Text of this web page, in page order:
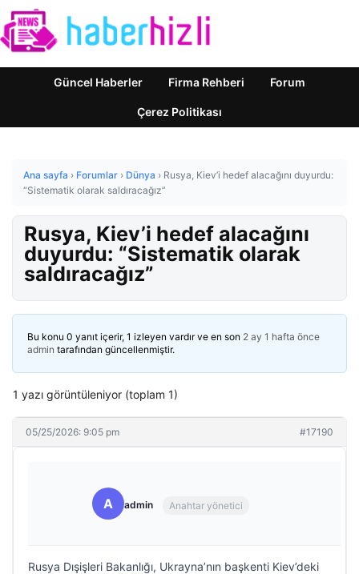
Güncel Haberler Firma Rehberi Forum
Çerez Politikası
Ana sayfa › Forumlar › Dünya › Rusya, Kiev’i hedef alacağını duyurdu:
“Sistematik olarak saldıracağız”
Rusya, Kiev’i hedef alacağını
duyurdu: “Sistematik olarak
saldıracağız”
Bu konu 0 yanıt içerir, 1 izleyen vardır ve en son 2 ay 1 hafta önce
admin tarafından güncellenmiştir.
1 yazı görüntüleniyor (toplam 1)
05/25/2026: 9:05 pm #17190
A admin Anahtar yönetici
Rusya Dışişleri Bakanlığı, Ukrayna’nın başkenti Kiev’deki